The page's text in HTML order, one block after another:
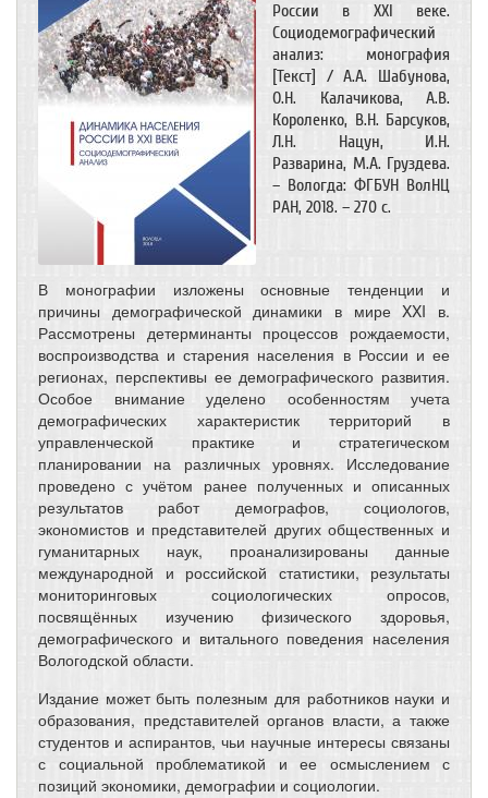
России в XXI веке.
Социодемографический
анализ: монография
[Текст] / А.А. Шабунова,
О.Н. Калачикова, А.В.
Короленко, В.Н. Барсуков,
Л.Н. Нацун, И.Н.
Разварина, М.А. Груздева.
– Вологда: ФГБУН ВолНЦ
РАН, 2018. – 270 с.
В монографии изложены основные тенденции и
причины демографической динамики в мире XXI в.
Рассмотрены детерминанты процессов рождаемости,
воспроизводства и старения населения в России и ее
регионах, перспективы ее демографического развития.
Особое внимание уделено особенностям учета
демографических характеристик территорий в
управленческой практике и стратегическом
планировании на различных уровнях. Исследование
проведено с учётом ранее полученных и описанных
результатов работ демографов, социологов,
экономистов и представителей других общественных и
гуманитарных наук, проанализированы данные
международной и российской статистики, результаты
мониторинговых социологических опросов,
посвящённых изучению физического здоровья,
демографического и витального поведения населения
Вологодской области.
Издание может быть полезным для работников науки и
образования, представителей органов власти, а также
студентов и аспирантов, чьи научные интересы связаны
с социальной проблематикой и ее осмыслением с
позиций экономики, демографии и социологии.